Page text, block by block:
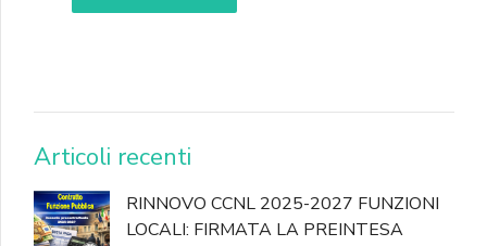
DONA
Articoli recenti
RINNOVO CCNL 2025-2027 FUNZIONI
LOCALI: FIRMATA LA PREINTESA